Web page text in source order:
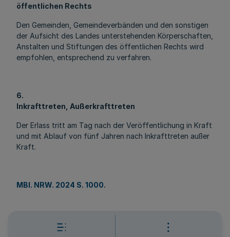
öffentlichen Rechts
Den Gemeinden, Gemeindeverbänden und den sonstigen
der Aufsicht des Landes unterstehenden Körperschaften,
Anstalten und Stiftungen des öffentlichen Rechts wird
empfohlen, entsprechend zu verfahren.
6.
Inkrafttreten, Außerkrafttreten
Der Erlass tritt am Tag nach der Veröffentlichung in Kraft
und mit Ablauf von fünf Jahren nach Inkrafttreten außer
Kraft.
MBl. NRW. 2024 S. 1000.